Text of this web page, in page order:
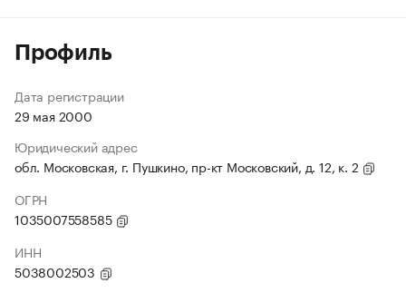
Профиль
Дата регистрации
29 мая 2000
Юридический адрес
обл. Московская, г. Пушкино, пр-кт Московский, д. 12, к. 2
ОГРН
1035007558585
ИНН
5038002503